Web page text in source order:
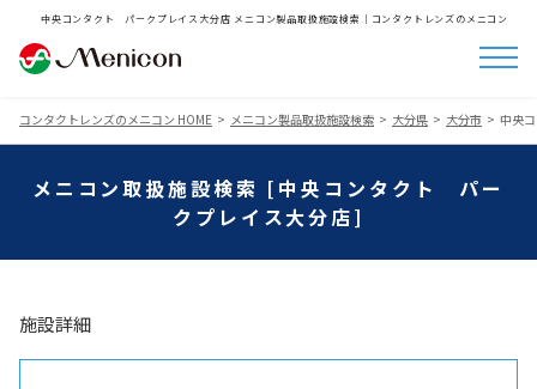
中央コンタクト パークプレイス大分店 メニコン製品取扱施設検索│コンタクトレンズのメニコン
コンタクトレンズのメニコン HOME メニコン製品取扱施設検索 大分県 大分市 中央
メニコン取扱施設検索 [中央コンタクト パー
クプレイス大分店]
施設詳細